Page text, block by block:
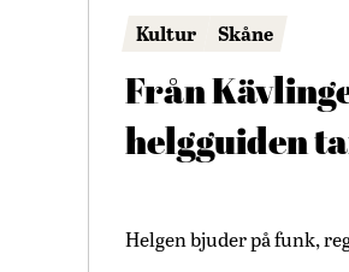
Kultur Skåne
Från
helgguiden
Helgen bjuder på funk,